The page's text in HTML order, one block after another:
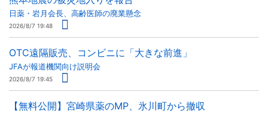
日薬・岩月会長、高齢医師の廃業懸念
2026/8/7 19:48
OTC遠隔販売、コンビニに「大きな前進」
JFAが報道機関向け説明会
2026/8/7 19:45
【無料公開】宮崎県薬のMP、氷川町から撤収